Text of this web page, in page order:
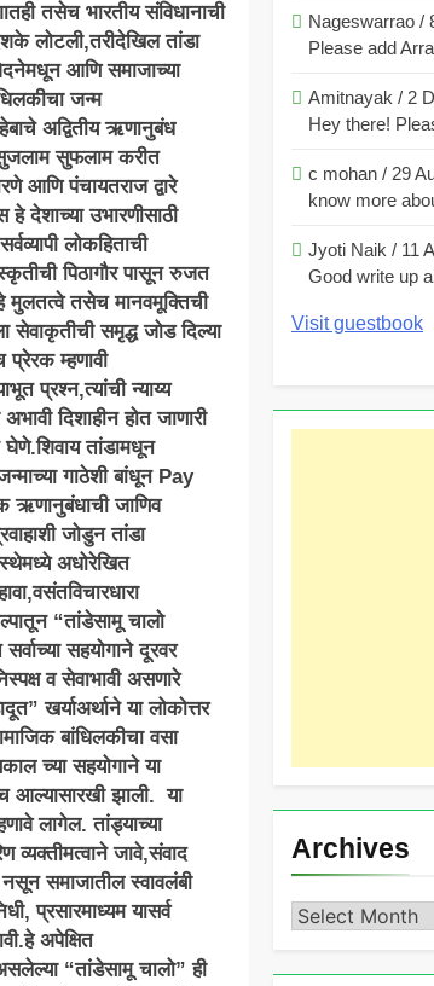
तसेच भारतीय संविधानाची
लोटली,तरीदेखिल तांडा
आणि समाजाच्या
जन्म
अद्वितीय ऋणानुबंध
सुजलाम सुफलाम करीत
आणि पंचायतराज द्वारे
हे देशाच्या उभारणीसाठी
लोकहिताची
पिठागौर पासून रुजत
मुलतत्वे तसेच मानवमूक्तिची
सेवाकृतीची समृद्ध जोड दिल्या
म्हणावी
प्रश्न,त्यांची न्याय्य
दिशाहीन होत जाणारी
घेणे.शिवाय तांडामधून
गाठेशी बांधून Pay
जाणिव
जोडुन तांडा
अधोरेखित
“तांडेसामू चालो
सहयोगाने दूरवर
व सेवाभावी असणारे
खर्याअर्थाने या लोकोत्तर
बांधिलकीचा वसा
च्या सहयोगाने या
आल्यासारखी झाली. या
लागेल. तांड्याच्या
व्यक्तीमत्वाने जावे,संवाद
नसून समाजातील स्वावलंबी
प्रसारमाध्यम यासर्व
अपेक्षित
“तांडेसामू चालो” ही
Nageswarrao /
Please add
Amitnayak / 2
Hey there!
c mohan / 29
know more
Jyoti Naik / 11
Good write up
Visit guestbook
Archives
Archives